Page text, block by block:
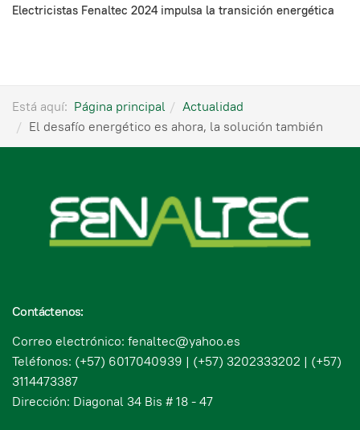
Electricistas Fenaltec 2024 impulsa la transición energética
Está aquí: Página principal
Actualidad
El desafío energético es ahora, la solución también
Contáctenos:
Correo electrónico: fenaltec@yahoo.es
Teléfonos: (+57) 6017040939 | (+57) 3202333202 | (+57)
3114473387
Dirección: Diagonal 34 Bis # 18 - 47